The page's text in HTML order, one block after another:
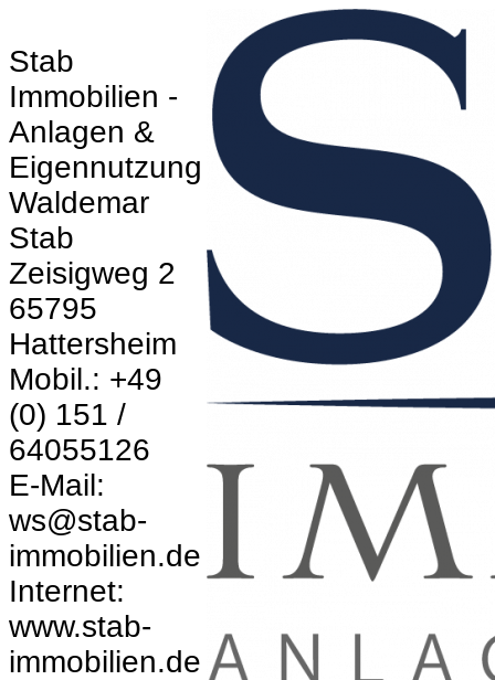
Stab
Immobilien -
Anlagen &
Eigennutzung
Waldemar
Stab
Zeisigweg 2
65795
Hattersheim
Mobil.: +49
(0) 151 /
64055126
E-Mail:
ws@stab-
immobilien.de
Internet:
www.stab-
immobilien.de